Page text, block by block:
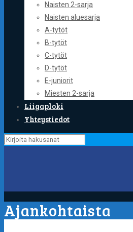
Naisten 2-sarja
Naisten aluesarja
A-tytöt
B-tytöt
C-tytöt
D-tytöt
E-juniorit
Miesten 2-sarja
Liigaploki
Yhteystiedot
Ajankohtaista